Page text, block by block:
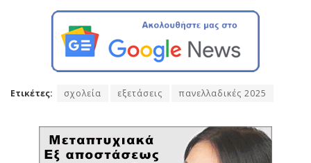
Ετικέτες: σχολεία εξετάσεις πανελλαδικές 2025